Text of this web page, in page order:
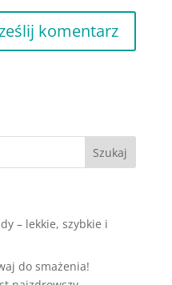
– lekkie, szybkie i
do smażenia!